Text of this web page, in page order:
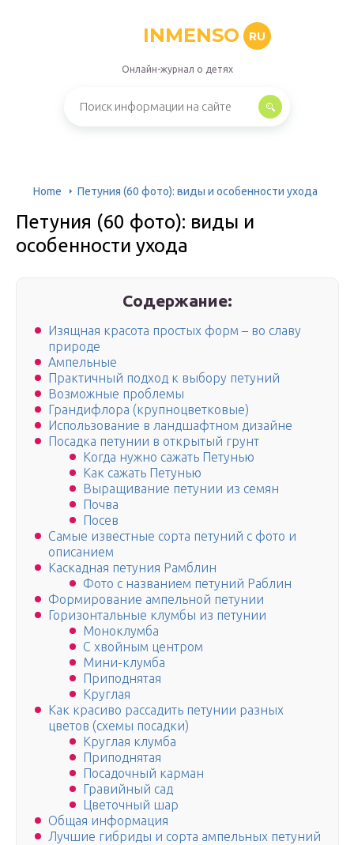
INMENSO RU
Онлайн-журнал о детях
Home Петуния (60 фото): виды и особенности ухода
Петуния (60 фото): виды и
особенности ухода
Содержание:
Изящная красота простых форм – во славу
природе
Ампельные
Практичный подход к выбору петуний
Возможные проблемы
Грандифлора (крупноцветковые)
Использование в ландшафтном дизайне
Посадка петунии в открытый грунт
Когда нужно сажать Петунью
Как сажать Петунью
Выращивание петунии из семян
Почва
Посев
Самые известные сорта петуний с фото и
описанием
Каскадная петуния Рамблин
Фото с названием петуний Раблин
Формирование ампельной петунии
Горизонтальные клумбы из петунии
Моноклумба
С хвойным центром
Мини-клумба
Приподнятая
Круглая
Как красиво рассадить петунии разных
цветов (схемы посадки)
Круглая клумба
Приподнятая
Посадочный карман
Гравийный сад
Цветочный шар
Общая информация
Лучшие гибриды и сорта ампельных петуний